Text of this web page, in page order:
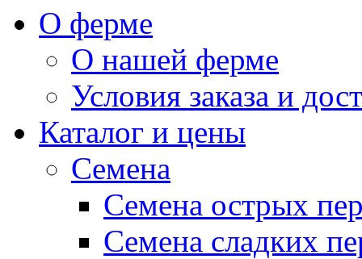
О ферме
О нашей ферме
Условия заказа и
Каталог и цены
Семена
Семена острых
Семена сладких